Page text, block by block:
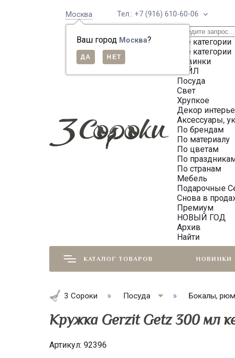
Москва
Ваш город Москва?
Тел.: +7 (916) 610-60-06
Все категории
Все категории
Новинки
СЕЙЛ
Посуда
Свет
Хрупкое
Декор
Аксессуары,
По брендам
По материалу
По цветам
По
По странам
Мебель
Подарочные
Снова в
Премиум
НОВЫЙ ГОД
Архив
Найти
КАТАЛОГ ТОВАРОВ НОВИНКИ
3 Сороки Посуда Бокалы,
Кружка Gerzit Getz 300 мл
Артикул: 92396